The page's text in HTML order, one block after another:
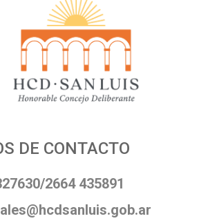
DE CONTACTO
2664 435891